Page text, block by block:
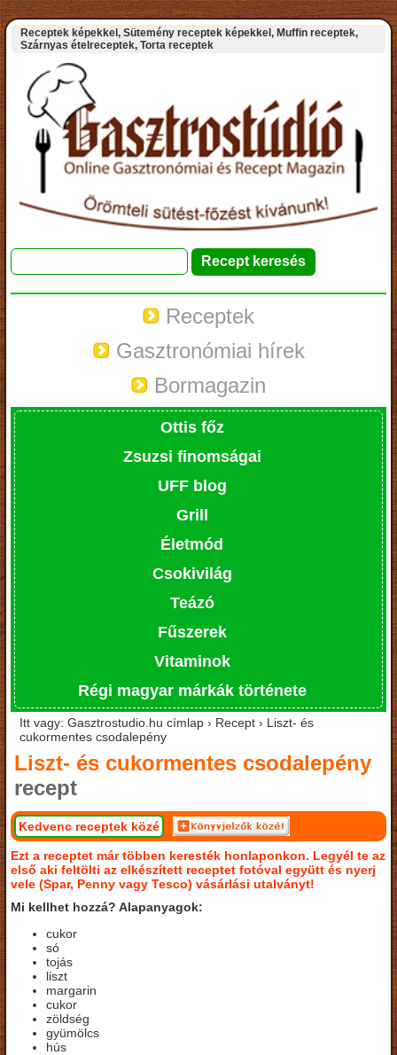
Receptek képekkel, Sütemény receptek képekkel, Muffin receptek,
Szárnyas ételreceptek, Torta receptek
Receptek
Gasztronómiai hírek
Bormagazin
Ottis főz
Zsuzsi finomságai
UFF blog
Grill
Életmód
Csokivilág
Teázó
Fűszerek
Vitaminok
Régi magyar márkák története
Itt vagy: Gasztrostudio.hu címlap › Recept › Liszt- és
cukormentes csodalepény
Liszt- és cukormentes csodalepény
recept
Kedvenc receptek közé
Ezt a receptet már többen keresték honlaponkon. Legyél te az
első aki feltölti az elkészített receptet fotóval együtt és nyerj
vele (Spar, Penny vagy Tesco) vásárlási utalványt!
Mi kellhet hozzá? Alapanyagok:
cukor
só
tojás
liszt
margarin
cukor
zöldség
gyümölcs
hús